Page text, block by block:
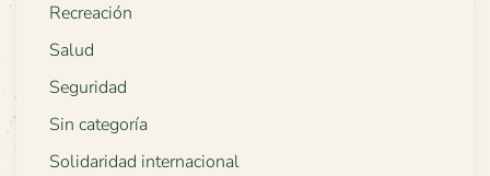
Recreación
Salud
Seguridad
Sin categoría
Solidaridad internacional